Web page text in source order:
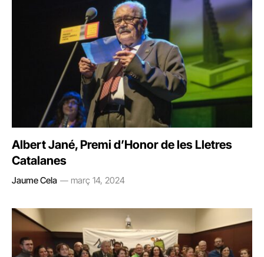
Albert Jané, Premi d’Honor de les Lletres
Catalanes
Jaume Cela març 14, 2024